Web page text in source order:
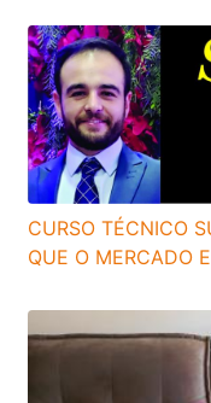
CURSO TÉCNICO
QUE O MERCADO